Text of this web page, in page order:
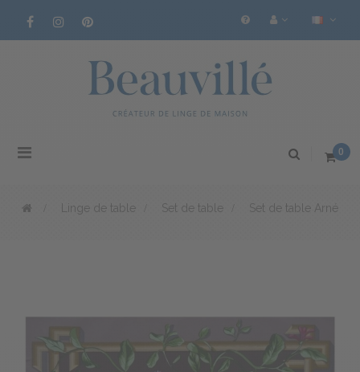
Basculer
0
Linge de table Set de table Set de table Arné